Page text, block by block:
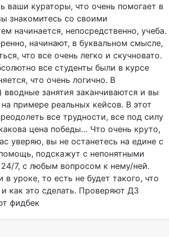
ваши кураторы, что очень помогает в
знакомитесь со своими
начинается, непосредственно, учеба.
начинают, в буквальном смысле,
что все очень легко и скучновато.
все студенты были в курсе
что очень логично. В
занятия заканчиваются и вы
примере реальных кейсов. В этот
все трудности, все под силу
цена победы… Что очень круто,
уверяю, вы не останетесь на едине с
подскажут с непонятными
7, с любым вопросом к нему/ней.
уроке, то есть не будет такого, что
как это сделать. Проверяют ДЗ
фидбек